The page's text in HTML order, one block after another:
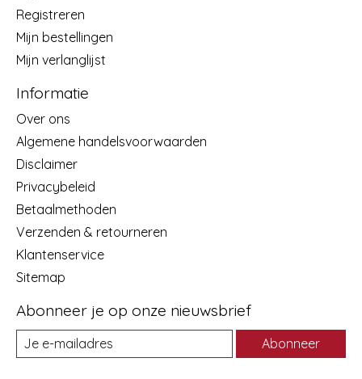
Registreren
Mijn bestellingen
Mijn verlanglijst
Informatie
Over ons
Algemene handelsvoorwaarden
Disclaimer
Privacybeleid
Betaalmethoden
Verzenden & retourneren
Klantenservice
Sitemap
Abonneer je op onze nieuwsbrief
Abonneer